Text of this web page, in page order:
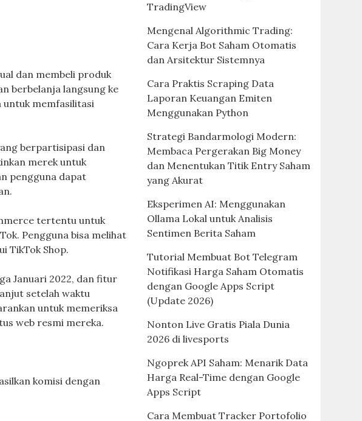
dan membeli produk
berbelanja langsung ke
memfasilitasi
berpartisipasi dan
merek untuk
pengguna dapat
tertentu untuk
Pengguna bisa melihat
TikTok Shop.
Januari 2022, dan fitur
setelah waktu
untuk memeriksa
web resmi mereka.
komisi dengan
TradingView
Mengenal Algorithmic Trading:
Cara Kerja Bot Saham Otomatis
dan Arsitektur Sistemnya
Cara Praktis Scraping Data
Laporan Keuangan Emiten
Menggunakan Python
Strategi Bandarmologi Modern:
Membaca Pergerakan Big Money
dan Menentukan Titik Entry Saham
yang Akurat
Eksperimen AI: Menggunakan
Ollama Lokal untuk Analisis
Sentimen Berita Saham
Tutorial Membuat Bot Telegram
Notifikasi Harga Saham Otomatis
dengan Google Apps Script
(Update 2026)
Nonton Live Gratis Piala Dunia
2026 di livesports
Ngoprek API Saham: Menarik Data
Harga Real-Time dengan Google
Apps Script
Cara Membuat Tracker Portofolio